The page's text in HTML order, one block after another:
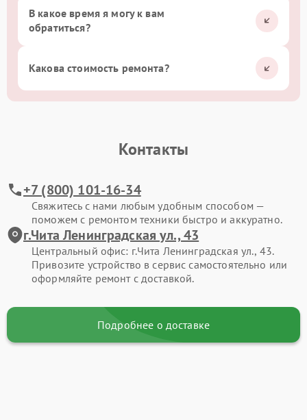
В какое время я могу к вам
обратиться?
Какова стоимость ремонта?
Контакты
+7 (800) 101-16-34
Свяжитесь с нами любым удобным способом —
поможем с ремонтом техники быстро и аккуратно.
г.Чита Ленинградская ул., 43
Центральный офис: г.Чита Ленинградская ул., 43.
Привозите устройство в сервис самостоятельно или
оформляйте ремонт с доставкой.
Подробнее о доставке